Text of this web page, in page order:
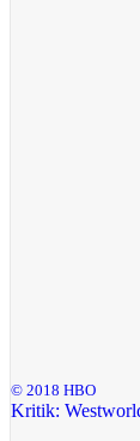
© 2018 HBO
Kritik: